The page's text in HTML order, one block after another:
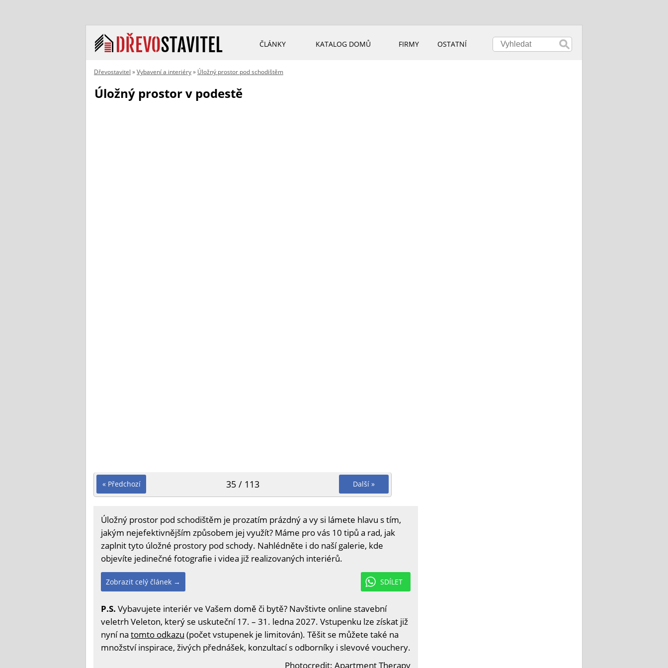
ČLÁNKY KATALOG DOMŮ FIRMY OSTATNÍ
Dřevostavitel »Vybavení a interiéry» Úložný prostor pod schodištěm
Úložný prostor v podestě
« Předchozí Další »
35 / 113
Úložný prostor pod schodištěm je prozatím prázdný a vy si lámete hlavu s tím,
jakým nejefektivnějším způsobem jej využít? Máme pro vás 10 tipů a rad, jak
zaplnit tyto úložné prostory pod schody. Nahlédněte i do naší galerie, kde
objevíte jedinečné fotografie i videa již realizovaných interiérů.
SDÍLET
Zobrazit celý článek →
P.S. Vybavujete interiér ve Vašem domě či bytě? Navštivte online stavební
veletrh Veleton, který se uskuteční 17. – 31. ledna 2027. Vstupenku lze získat již
nyní na tomto odkazu (počet vstupenek je limitován). Těšit se můžete také na
množství inspirace, živých přednášek, konzultací s odborníky i slevové vouchery.
Photocredit: Apartment Therapy